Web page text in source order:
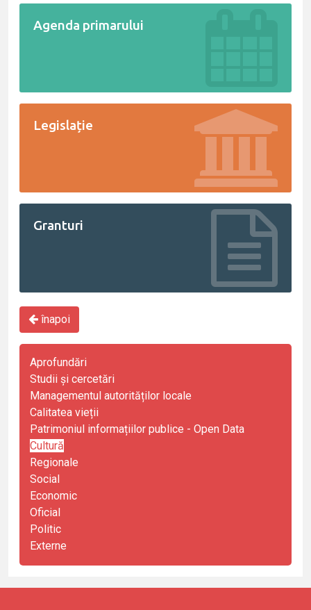
Agenda primarului
Legislație
Granturi
înapoi
Aprofundări
Studii și cercetări
Managementul autorităților locale
Calitatea vieții
Patrimoniul informațiilor publice - Open Data
Cultură
Regionale
Social
Economic
Oficial
Politic
Externe